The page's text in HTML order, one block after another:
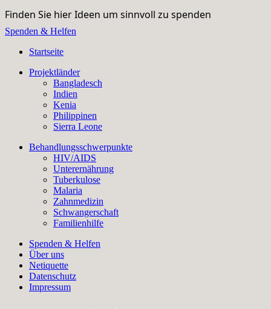
Finden Sie hier Ideen um sinnvoll zu spenden
Spenden & Helfen
Startseite
Projektländer
Bangladesch
Indien
Kenia
Philippinen
Sierra Leone
Behandlungsschwerpunkte
HIV/AIDS
Unterernährung
Tuberkulose
Malaria
Zahnmedizin
Schwangerschaft
Familienhilfe
Spenden & Helfen
Über uns
Netiquette
Datenschutz
Impressum